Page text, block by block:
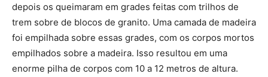
depois os queimaram em grades feitas com trilhos de
trem sobre de blocos de granito. Uma camada de madeira
foi empilhada sobre essas grades, com os corpos mortos
empilhados sobre a madeira. Isso resultou em uma
enorme pilha de corpos com 10 a 12 metros de altura.